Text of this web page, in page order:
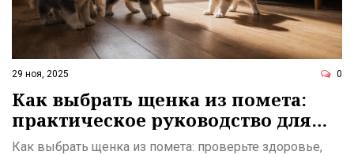
29 ноя, 2025 0
Как выбрать щенка из помета:
практическое руководство для
новичков
Как выбрать щенка из помета: проверьте здоровье,